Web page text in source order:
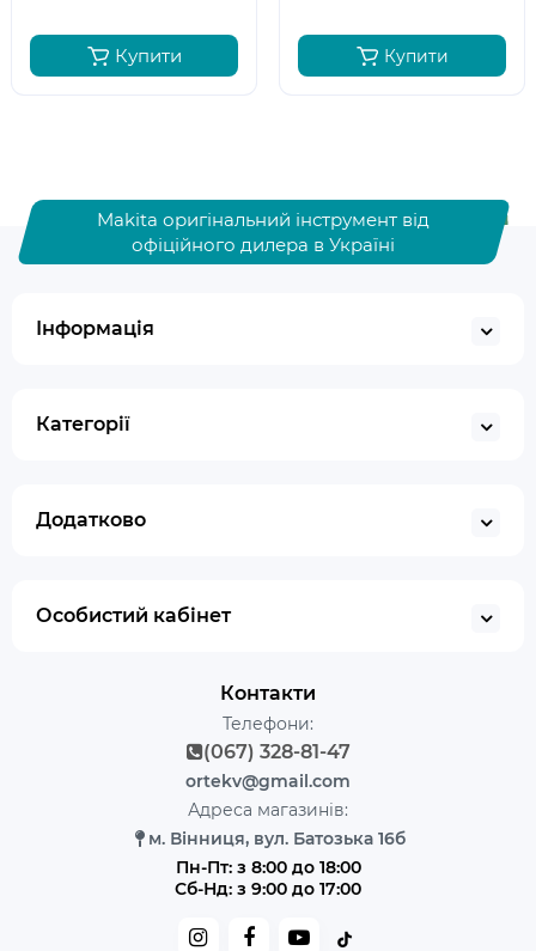
UC4051A, UC4551A
194985-1 Купити Купити
Makita оригінальний інструмент від
офіційного дилера в Україні
Інформація
Категорії
Додатково
Особистий кабінет
Контакти
Телефони:
(067) 328-81-47
ortekv@gmail.com
Адреса магазинів:
м. Вінниця, вул. Батозька 16б
Пн-Пт: з 8:00 до 18:00
Сб-Нд: з 9:00 до 17:00